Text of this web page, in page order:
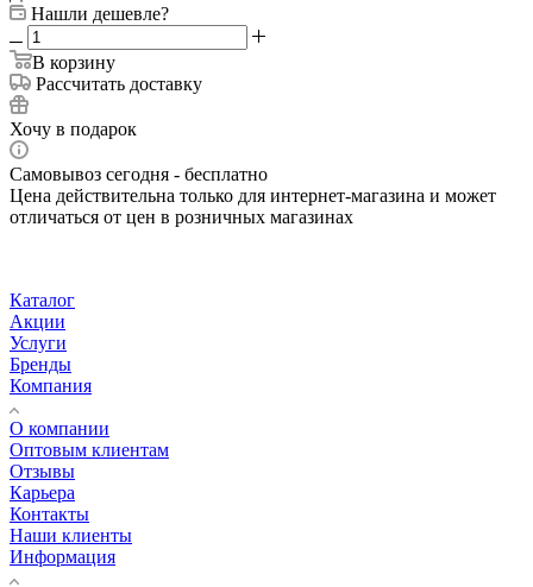
Нашли дешевле?
В корзину
Рассчитать доставку
Хочу в подарок
Самовывоз сегодня - бесплатно
Цена действительна только для интернет-магазина и может
отличаться от цен в розничных магазинах
Каталог
Акции
Услуги
Бренды
Компания
О компании
Оптовым клиентам
Отзывы
Карьера
Контакты
Наши клиенты
Информация